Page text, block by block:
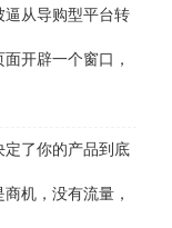
从导购型平台转
开辟一个窗口，
了你的产品到底
机，没有流量，